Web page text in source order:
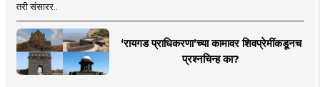
तरी संसारर..
‘रायगड प्राधिकरणा’च्या कामावर शिवप्रेमींकडूनच
प्रश्नचिन्ह का?